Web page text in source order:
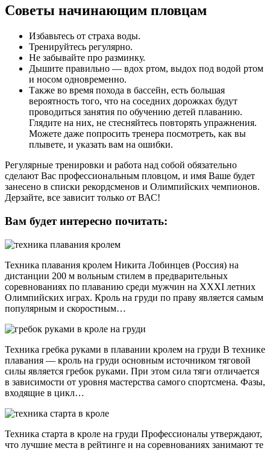
Советы начинающим пловцам
Избавьтесь от страха воды.
Тренируйтесь регулярно.
Не забывайте про разминку.
Дышите правильно — вдох ртом, выдох под водой ртом
и носом одновременно.
Также во время похода в бассейн, есть большая
вероятность того, что на соседних дорожках будут
проводиться занятия по обучению детей плаванию.
Глядите на них, не стесняйтесь повторять упражнения.
Можете даже попросить тренера посмотреть, как вы
плывете, и указать вам на ошибки.
Регулярные тренировки и работа над собой обязательно
сделают Вас профессиональным пловцом, и имя Ваше будет
занесено в списки рекордсменов и Олимпийских чемпионов.
Дерзайте, все зависит только от ВАС!
Вам будет интересно почитать:
Техника плавания кролем Никита Лобинцев (Россия) на
дистанции 200 м вольным стилем в предварительных
соревнованиях по плаванию среди мужчин на XXXI летних
Олимпийских играх. Кроль на груди по праву является самым
популярным и скоростным…
Техника гребка руками в плавании кролем на груди В технике
плавания — кроль на груди основным источником тяговой
силы является гребок руками. При этом сила тяги отличается
в зависимости от уровня мастерства самого спортсмена. Фазы,
входящие в цикл…
Техника старта в кроле на груди Профессионалы утверждают,
что лучшие места в рейтинге и на соревнованиях занимают те